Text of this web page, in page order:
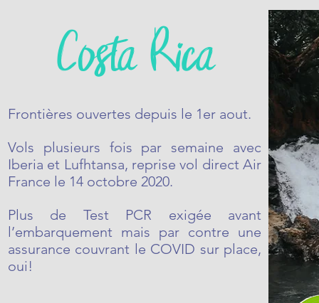
Costa Rica
Frontières ouvertes depuis le 1er aout.
Vols plusieurs fois par semaine avec
Iberia et Lufhtansa, reprise vol direct Air
France le 14 octobre 2020.
Plus de Test PCR exigée avant
l’embarquement mais par contre une
assurance couvrant le COVID sur place,
oui!